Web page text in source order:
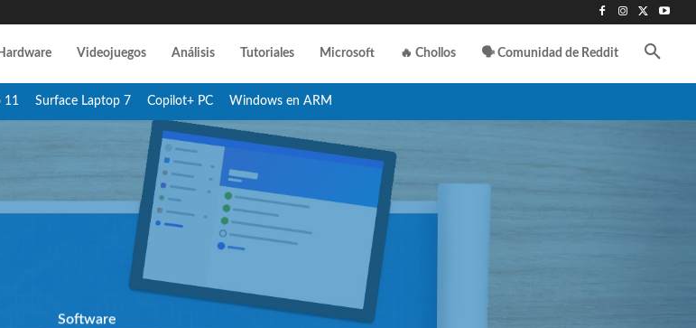
Hardware Videojuegos Análisis Tutoriales Microsoft 🔥 Chollos 🗣️ Comunidad de Reddit
11 Surface Laptop 7 Copilot+ PC Windows en ARM
Software